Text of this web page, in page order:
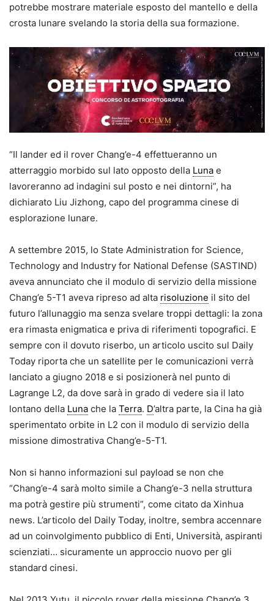
potrebbe mostrare materiale esposto del mantello e della
crosta lunare svelando la storia della sua formazione.
“Il lander ed il rover Chang’e-4 effettueranno un
atterraggio morbido sul lato opposto della Luna e
lavoreranno ad indagini sul posto e nei dintorni”, ha
dichiarato Liu Jizhong, capo del programma cinese di
esplorazione lunare.
A settembre 2015, lo State Administration for Science,
Technology and Industry for National Defense (SASTIND)
aveva annunciato che il modulo di servizio della missione
Chang’e 5-T1 aveva ripreso ad alta risoluzione il sito del
futuro l’allunaggio ma senza svelare troppi dettagli: la zona
era rimasta enigmatica e priva di riferimenti topografici. E
sempre con il dovuto riserbo, un articolo uscito sul Daily
Today riporta che un satellite per le comunicazioni verrà
lanciato a giugno 2018 e si posizionerà nel punto di
Lagrange L2, da dove sarà in grado di vedere sia il lato
lontano della Luna che la Terra. D’altra parte, la Cina ha già
sperimentato orbite in L2 con il modulo di servizio della
missione dimostrativa Chang’e-5-T1.
Non si hanno informazioni sul payload se non che
“Chang’e-4 sarà molto simile a Chang’e-3 nella struttura
ma potrà gestire più strumenti”, come citato da Xinhua
news. L’articolo del Daily Today, inoltre, sembra accennare
ad un coinvolgimento pubblico di Enti, Università, aspiranti
scienziati… sicuramente un approccio nuovo per gli
standard cinesi.